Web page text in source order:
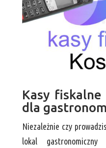
Kasy
dla
Niezależnie czy
lokal